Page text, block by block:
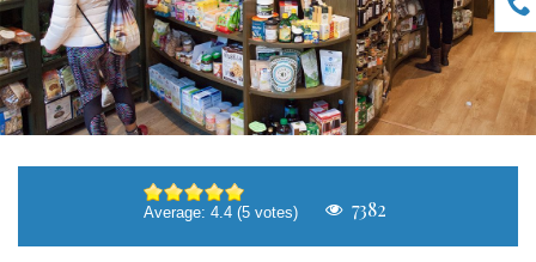
Average: 4.4 (5 votes) 7382